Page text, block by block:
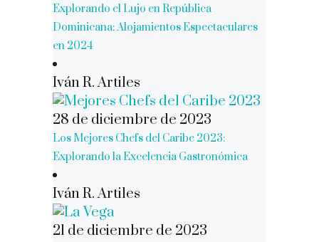
Explorando el Lujo en República
Dominicana: Alojamientos Espectaculares
en 2024
Iván R. Artiles
28 de diciembre de 2023
Los Mejores Chefs del Caribe 2023:
Explorando la Excelencia Gastronómica
Iván R. Artiles
21 de diciembre de 2023